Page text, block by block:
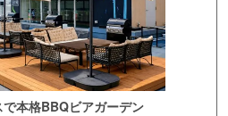
本格BBQビアガーデン